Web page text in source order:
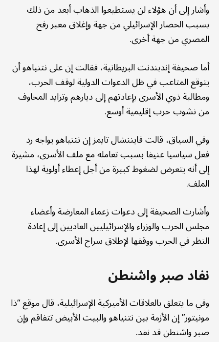
وأشار إلى أن هؤلاء لن يستطيعوا الذهاب أبعد من ذلك
بسبب الحصار الإسرائيلي من جهة وإغلاق معبر رفح
المصري من جهة أخرى.
أما صحيفة إندبندنت البريطانية، فقالت إن على نتنياهو أن
يتوقع المتاعب في ظل الدعوات الدولية لوقف الحرب،
ومطالبة ذوي الأسرى بإعادتهم إلى ديارهم وتزايد المخاوف
من نشوب حرب إقليمية أوسع.
وفي السياق، قالت فايننشال تايمز إن نتنياهو يواجه رد
فعل سياسيا عنيفا بسبب تعامله مع ملف الأسرى، مشيرة
إلى أنه يتعرض لضغوط كبيرة من أجل إعطاء أولوية لهذا
الملف.
وأشارت الصحيفة إلى دعوات زعماء المعارضة وأعضاء
مجلس الحرب والوزراء والإسرائيليين العاديين إلى إعادة
النظر في الحرب ووقفها لإطلاق سراح الأسرى.
نفاد صبر واشنطن
وفي ما يتعلق بالعلاقات الأميركية الإسرائيلية، قال موقع “ذا
مونيتور” إن الأزمة بين نتنياهو والبيت الأبيض تتفاقم وإن
صبر واشنطن قد نفد.